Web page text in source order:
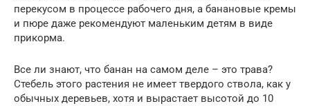
перекусом в процессе рабочего дня, а банановые кремы
и пюре даже рекомендуют маленьким детям в виде
прикорма.
Все ли знают, что банан на самом деле – это трава?
Стебель этого растения не имеет твердого ствола, как у
обычных деревьев, хотя и вырастает высотой до 10